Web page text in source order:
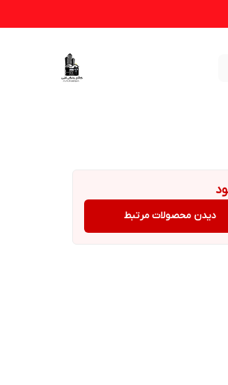
دیدن محصولات مرتبط